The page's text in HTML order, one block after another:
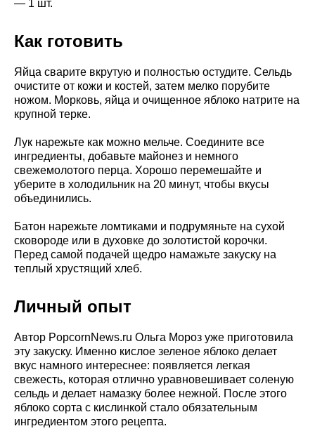
— 1 шт.
Как готовить
Яйца сварите вкрутую и полностью остудите. Сельдь
очистите от кожи и костей, затем мелко порубите
ножом. Морковь, яйца и очищенное яблоко натрите на
крупной терке.
Лук нарежьте как можно мельче. Соедините все
ингредиенты, добавьте майонез и немного
свежемолотого перца. Хорошо перемешайте и
уберите в холодильник на 20 минут, чтобы вкусы
объединились.
Батон нарежьте ломтиками и подрумяньте на сухой
сковороде или в духовке до золотистой корочки.
Перед самой подачей щедро намажьте закуску на
теплый хрустящий хлеб.
Личный опыт
Автор PopcornNews.ru Ольга Мороз уже приготовила
эту закуску. Именно кислое зеленое яблоко делает
вкус намного интереснее: появляется легкая
свежесть, которая отлично уравновешивает соленую
сельдь и делает намазку более нежной. После этого
яблоко сорта с кислинкой стало обязательным
ингредиентом этого рецепта.